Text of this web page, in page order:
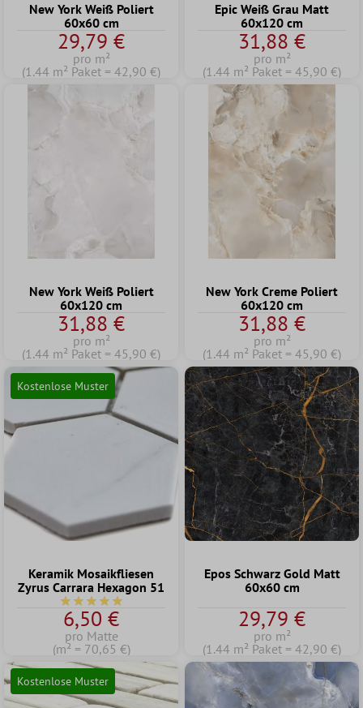
New York Weiß Poliert
60x60 cm
29,79 €
pro m²
(1.44 m² Paket = 42,90 €)
Epic Weiß Grau Matt
60x120 cm
31,88 €
pro m²
(1.44 m² Paket = 45,90 €)
New York Weiß Poliert
60x120 cm
31,88 €
pro m²
(1.44 m² Paket = 45,90 €)
New York Creme Poliert
60x120 cm
31,88 €
pro m²
(1.44 m² Paket = 45,90 €)
Kostenlose Muster
Keramik Mosaikfliesen
Zyrus Carrara Hexagon 51
Durchschnittliche Bewertung von 5 von 5 Sternen
6,50 €
pro Matte
(m² = 70,65 €)
Epos Schwarz Gold Matt
60x60 cm
29,79 €
pro m²
(1.44 m² Paket = 42,90 €)
Kostenlose Muster